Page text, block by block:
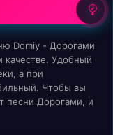
Domiy - Дорогами
качестве. Удобный
а при
Чтобы вы
песни Дорогами, и